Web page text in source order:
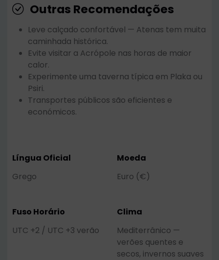
Outras Recomendações
Leve calçado confortável — Atenas tem muita
caminhada histórica.
Evite visitar a Acrópole nas horas de maior
calor.
Experimente uma taverna típica em Plaka ou
Psiri.
Transportes públicos são eficientes e
económicos.
Língua Oficial
Grego
Moeda
Euro (€)
Fuso Horário
UTC +2 / UTC +3 verão
Clima
Mediterrânico —
verões quentes e
secos, invernos suaves